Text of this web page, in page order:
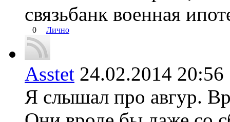
связьбанк военная
0 Лично
Asstet 24.02.2014
Я слышал про авгур.